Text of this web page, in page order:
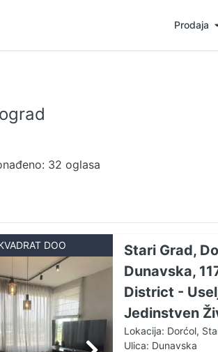
Prodaja
32 oglasa
DOO
Stari Grad,
Dunavska,
District -
Jedinstven
Lokacija: Dorćol,
Ulica: Dunavska